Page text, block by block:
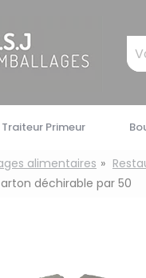
clés
Primeur
alimentaires
déchirable par 50